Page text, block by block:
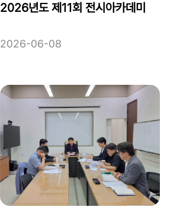
2026년도 제11회 전시아카데미
2026-06-08